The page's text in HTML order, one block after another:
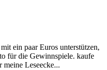
ein paar Euros unterstützen,
für die Gewinnspiele. kaufe
meine Leseecke...